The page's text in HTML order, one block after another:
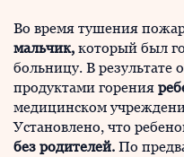
Во время тушения
мальчик, который был
больницу. В результате
продуктами горения
медицинском
Установлено, что
без родителей. По